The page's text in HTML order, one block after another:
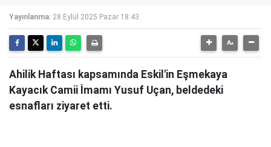
Yayınlanma: 28 Eylül 2025 Pazar 18:43
Ahilik Haftası kapsamında Eskil'in Eşmekaya
Kayacık Camii İmamı Yusuf Uçan, beldedeki
esnafları ziyaret etti.